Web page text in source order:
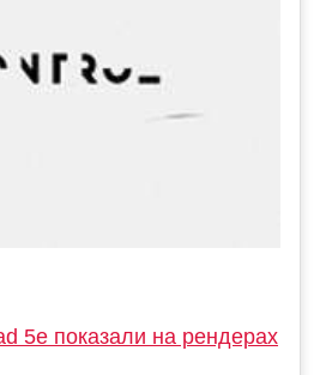
5e показали на рендерах